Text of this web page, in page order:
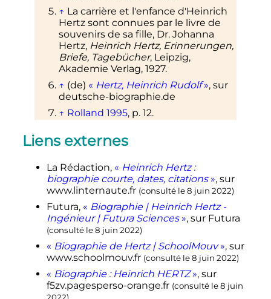
↑ La carrière et l'enfance d'Heinrich
Hertz sont connues par le livre de
souvenirs de sa fille, Dr. Johanna
Hertz, Heinrich Hertz, Erinnerungen,
Briefe, Tagebücher, Leipzig,
Akademie Verlag, 1927.
↑ (de) « Hertz, Heinrich Rudolf », sur
deutsche-biographie.de
↑ Rolland 1995, p. 12.
Heinrich Hertz: A Short Life
(ISBN0-911302-74-3)
↑D'aprèsSungook Hong,Wireless:
From Marconi's Black-box to the
Audion, MIT Press,2001,p. 30-32.
↑K. L. Johnson,Contact mechanics
(1985), Cambridge University Press,
p. 90. Afin de contextualiser ce
travail remarquable pour un
étudiant de seulement 23 ans,
signalons cependant que Joseph
Boussinesq avait, cinq ans
Liens externes
La Rédaction, « Heinrich Hertz :
biographie courte, dates, citations», sur
www.linternaute.fr (consulté le8 juin 2022)
Futura, « Biographie | Heinrich Hertz -
Ingénieur | Futura Sciences», sur Futura
(consulté le8 juin 2022)
« Biographie de Hertz | SchoolMouv», sur
www.schoolmouv.fr (consulté le8 juin 2022)
« Biographie : Heinrich HERTZ», sur
f5zv.pagesperso-orange.fr (consulté le8 juin